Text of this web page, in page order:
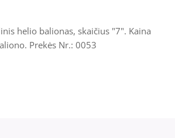
helio balionas, skaičius "7". Kaina
Prekės Nr.: 0053